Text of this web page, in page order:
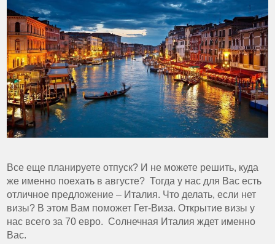
Все еще планируете отпуск? И не можете решить, куда
же именно поехать в августе? Тогда у нас для Вас есть
отличное предложение – Италия. Что делать, если нет
визы? В этом Вам поможет Гет-Виза. Открытие визы у
нас всего за 70 евро. Солнечная Италия ждет именно
Вас.